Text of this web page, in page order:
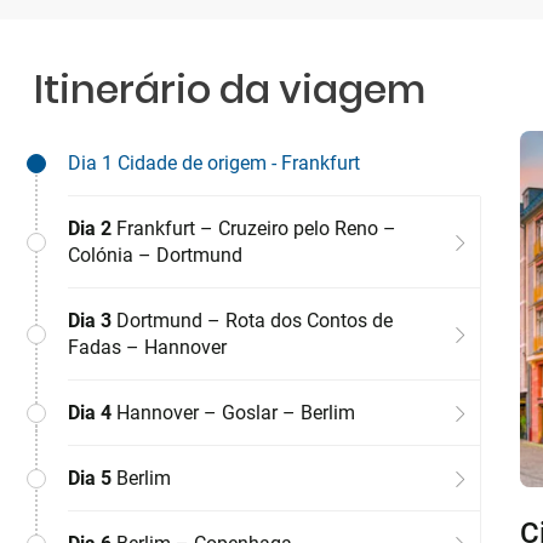
Itinerário da viagem
Dia 1 Cidade de origem - Frankfurt
Dia 2 Frankfurt – Cruzeiro pelo Reno –
Colónia – Dortmund
Dia 3 Dortmund – Rota dos Contos de
Fadas – Hannover
Dia 4 Hannover – Goslar – Berlim
Dia 5 Berlim